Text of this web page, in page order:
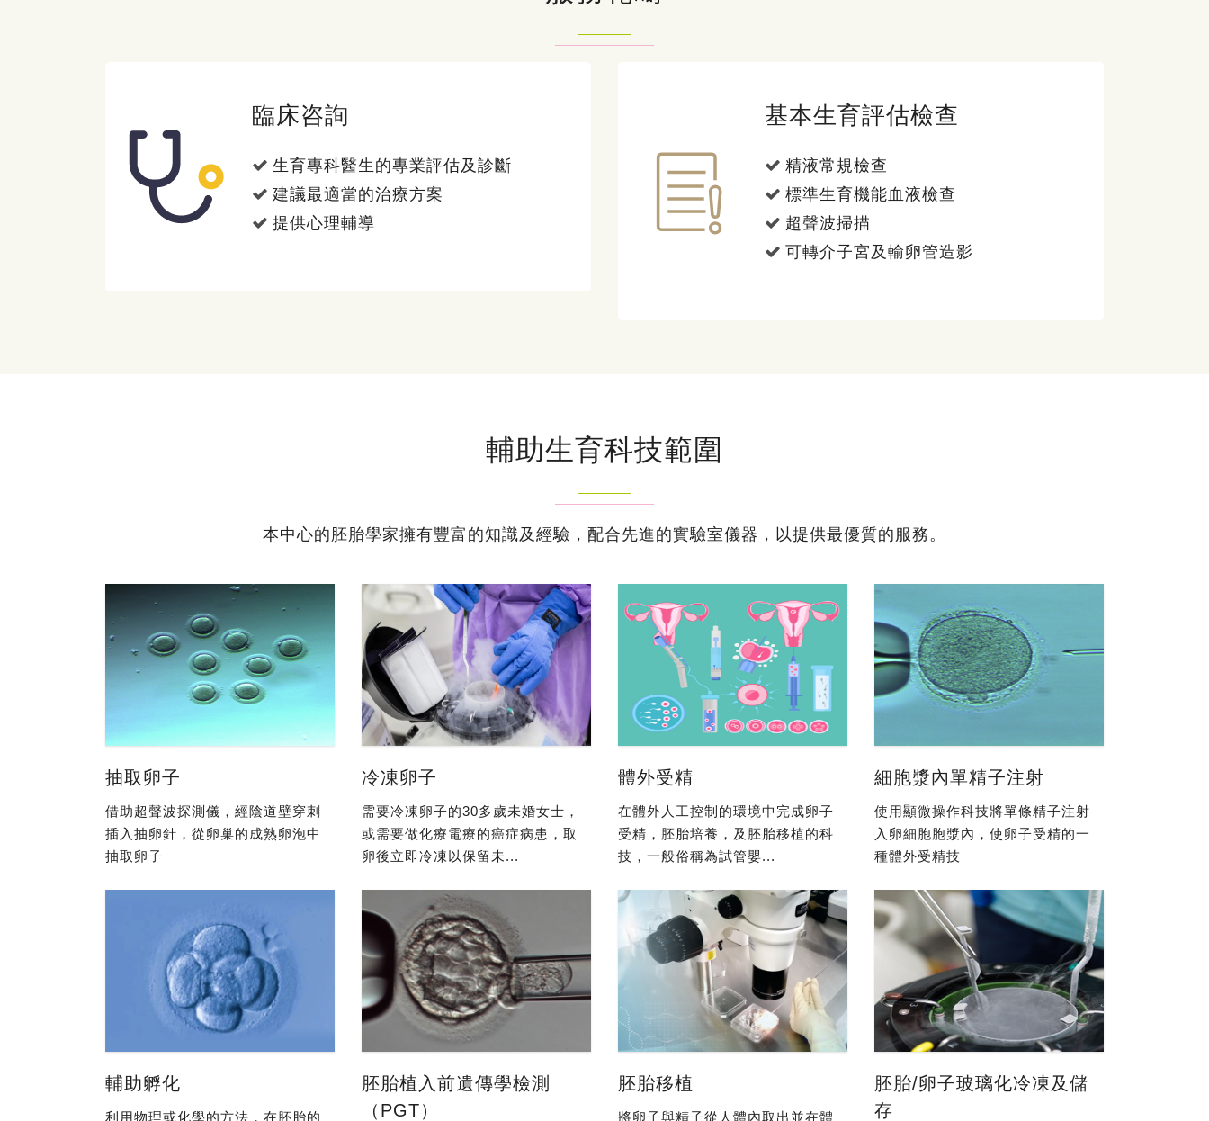
臨床咨詢
生育專科醫生的專業評估及診斷
建議最適當的治療方案
提供心理輔導
基本生育評估檢查
精液常規檢查
標準生育機能血液檢查
超聲波掃描
可轉介子宮及輸卵管造影
輔助生育科技範圍
本中心的胚胎學家擁有豐富的知識及經驗，配合先進的實驗室儀器，以提供最優質的服務。
抽取卵子
借助超聲波探測儀，經陰道壁穿刺
插入抽卵針，從卵巢的成熟卵泡中
抽取卵子
冷凍卵子
需要冷凍卵子的30多歲未婚女士，
或需要做化療電療的癌症病患，取
卵後立即冷凍以保留未...
體外受精
在體外人工控制的環境中完成卵子
受精，胚胎培養，及胚胎移植的科
技，一般俗稱為試管嬰...
細胞漿內單精子注射
使用顯微操作科技將單條精子注射
入卵細胞胞漿內，使卵子受精的一
種體外受精技
輔助孵化
利用物理或化學的方法，在胚胎的
胚胎植入前遺傳學檢測
（PGT）
胚胎移植
將卵子與精子從人體內取出並在體
胚胎/卵子玻璃化冷凍及儲
存